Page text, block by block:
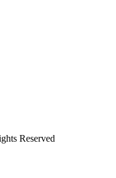
Reserved